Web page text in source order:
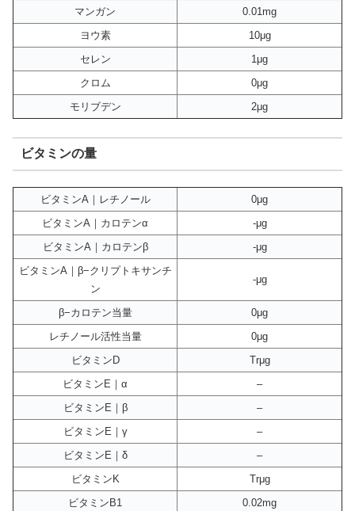
マンガン
0.01mg
ヨウ素
10μg
セレン
1μg
クロム
0μg
モリブデン
2μg
ビタミンの量
ビタミンA｜レチノール
0μg
ビタミンA｜カロテンα
-μg
ビタミンA｜カロテンβ
-μg
ビタミンA｜β−クリプトキサンチ
ン
-μg
β−カロテン当量
0μg
レチノール活性当量
0μg
ビタミンD
Trμg
ビタミンE｜α
–
ビタミンE｜β
–
ビタミンE｜γ
–
ビタミンE｜δ
–
ビタミンK
Trμg
ビタミンB1
0.02mg